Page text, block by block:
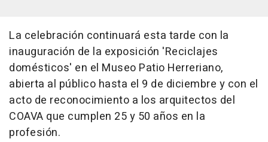
La celebración continuará esta tarde con la
inauguración de la exposición 'Reciclajes
domésticos' en el Museo Patio Herreriano,
abierta al público hasta el 9 de diciembre y con el
acto de reconocimiento a los arquitectos del
COAVA que cumplen 25 y 50 años en la
profesión.